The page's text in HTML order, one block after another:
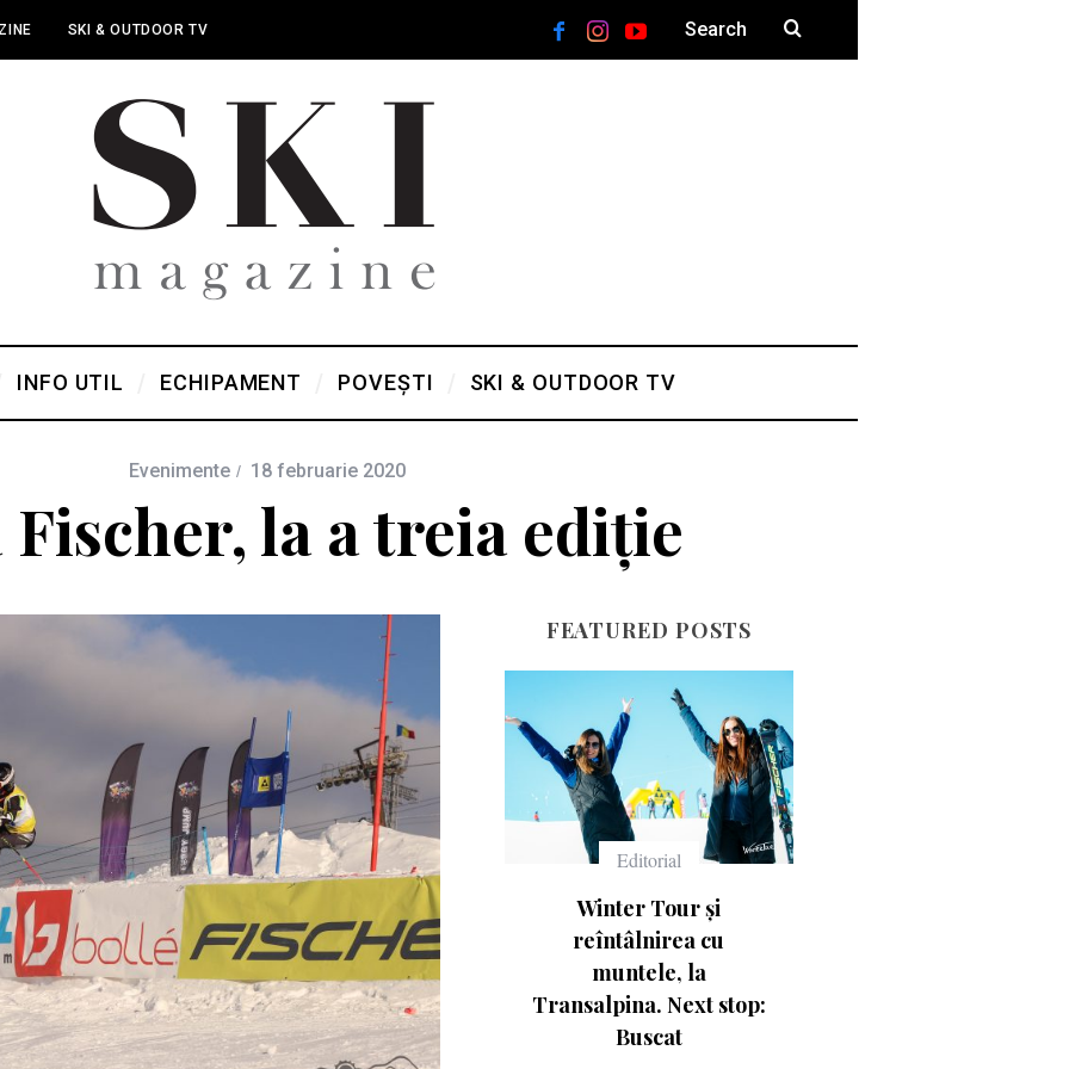
SKI & OUTDOOR TV
INFO UTIL ECHIPAMENT POVEȘTI SKI & OUTDOOR TV
Evenimente 18 februarie 2020
Fischer, la a treia ediție
FEATURED POSTS
Echipament
Salomon Pioneer
Visor
Editorial
Winter Tour și
reîntâlnirea cu
muntele, la
Transalpina. Next stop:
Buscat
Echipament
Ce înseamnă numerele
de pe schiuri